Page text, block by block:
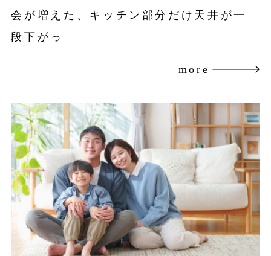
会が増えた、キッチン部分だけ天井が一
段下がっ
more